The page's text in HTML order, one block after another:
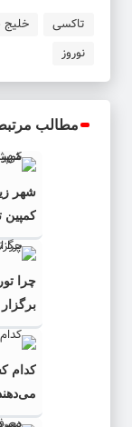
تاکسی
نوروز
مطالب
شهر
کمپین
چرا
کدام